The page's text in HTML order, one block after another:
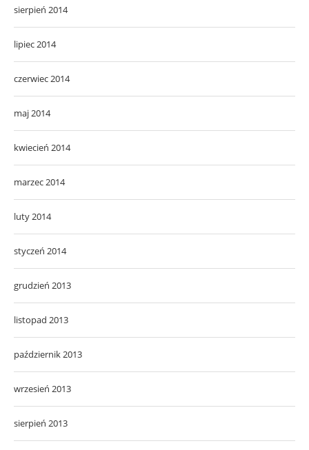
sierpień 2014
lipiec 2014
czerwiec 2014
maj 2014
kwiecień 2014
marzec 2014
luty 2014
styczeń 2014
grudzień 2013
listopad 2013
październik 2013
wrzesień 2013
sierpień 2013